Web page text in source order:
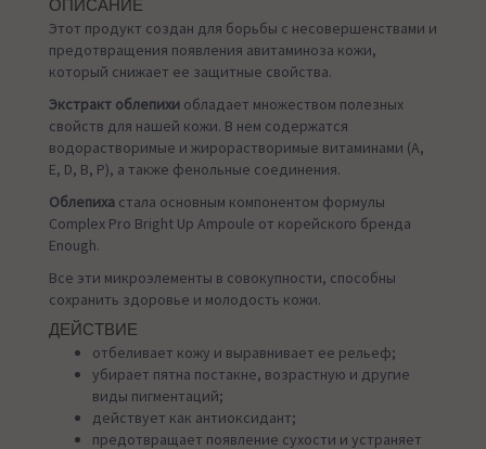
ОПИСАНИЕ
Этот продукт создан для борьбы с несовершенствами и
предотвращения появления авитаминоза кожи,
который снижает ее защитные свойства.
Экстракт облепихи обладает множеством полезных
свойств для нашей кожи. В нем содержатся
водорастворимые и жирорастворимые витаминами (А,
Е, D, В, Р), а также фенольные соединения.
Облепиха стала основным компонентом формулы
Complex Pro Bright Up Ampoule от корейского бренда
Enough.
Все эти микроэлементы в совокупности, способны
сохранить здоровье и молодость кожи.
ДЕЙСТВИЕ
отбеливает кожу и выравнивает ее рельеф;
убирает пятна постакне, возрастную и другие
виды пигментаций;
действует как антиоксидант;
предотвращает появление сухости и устраняет